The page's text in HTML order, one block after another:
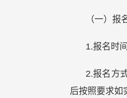
（一）报
1.报名时
2.报名方
后按照要求如